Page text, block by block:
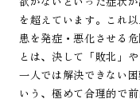
を超えています。これ
患を発症・悪化させる
とは、決して「敗北」
一人では解決できない
いう、極めて合理的で